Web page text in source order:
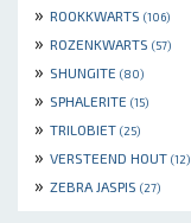
» ROOKKWARTS (106)
» ROZENKWARTS (57)
» SHUNGITE (80)
» SPHALERITE (15)
» TRILOBIET (25)
» VERSTEEND HOUT (12)
» ZEBRA JASPIS (27)